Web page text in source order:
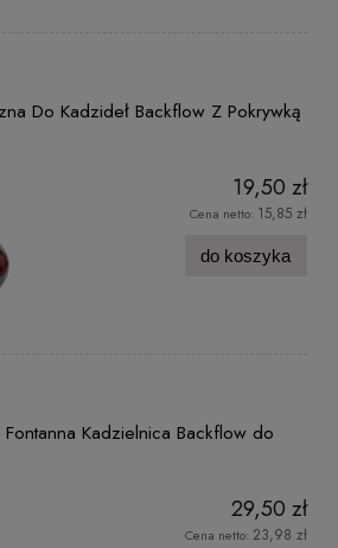
Do Kadzideł Backflow Z Pokrywką
19,50 zł
Cena netto: 15,85 zł
do koszyka
Kadzielnica Backflow do
29,50 zł
Cena netto: 23,98 zł